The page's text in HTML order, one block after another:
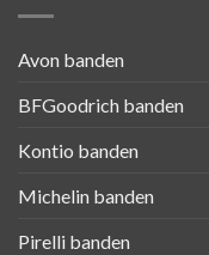
Avon banden
BFGoodrich banden
Kontio banden
Michelin banden
Pirelli banden